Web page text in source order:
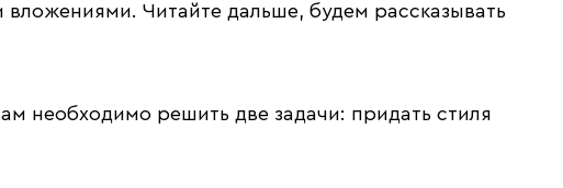
Читайте дальше, будем рассказывать
необходимо решить две задачи: придать стиля